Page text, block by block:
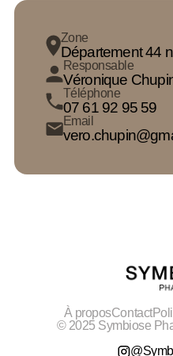
Zone
Département 44
Responsable
Véronique
Téléphone
07 61 92 95 59
Email
À proposContact
© 2025 Symbiose